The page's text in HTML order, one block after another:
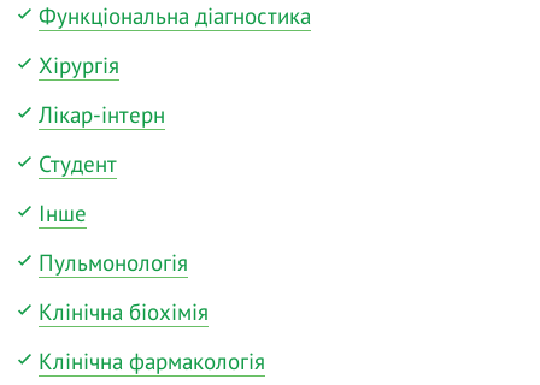
Функціональна діагностика
Хірургія
Лікар-інтерн
Студент
Інше
Пульмонологія
Клінічна біохімія
Клінічна фармакологія